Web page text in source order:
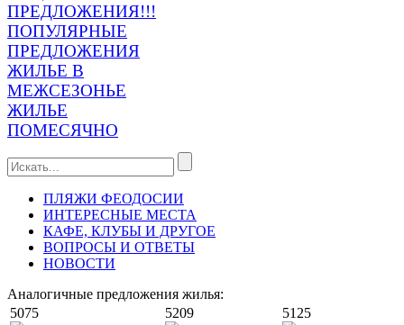
ПРЕДЛОЖЕНИЯ!!!
ПОПУЛЯРНЫЕ
ПРЕДЛОЖЕНИЯ
ЖИЛЬЕ В
МЕЖСЕЗОНЬЕ
ЖИЛЬЕ
ПОМЕСЯЧНО
ПЛЯЖИ ФЕОДОСИИ
ИНТЕРЕСНЫЕ МЕСТА
КАФЕ, КЛУБЫ И ДРУГОЕ
ВОПРОСЫ И ОТВЕТЫ
НОВОСТИ
Аналогичные предложения жилья:
5075
5209 5125